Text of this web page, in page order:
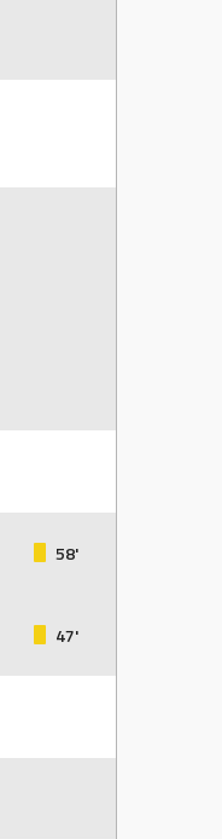
58'
47'